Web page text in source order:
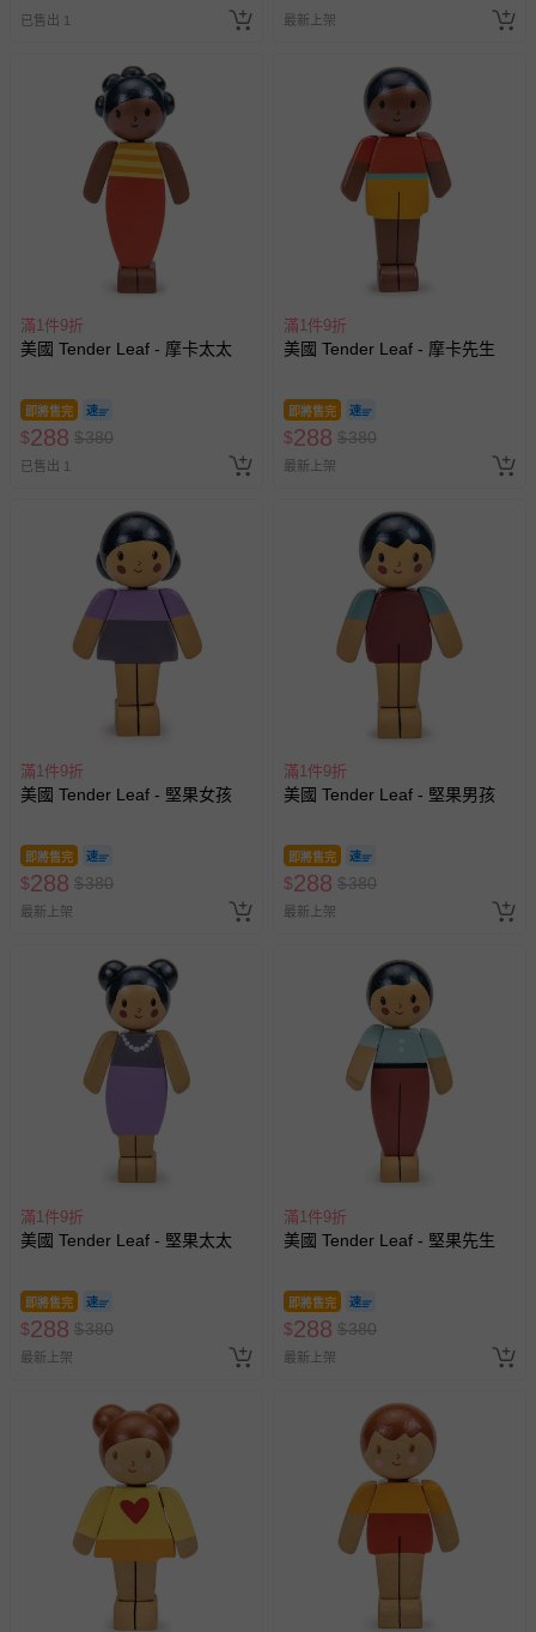
已售出 1 最新上架
滿1件9折
美國 Tender Leaf - 摩卡太太
即將售完
$288 $380
已售出 1
滿1件9折
美國 Tender Leaf - 摩卡先生
即將售完
$288 $380
最新上架
滿1件9折
美國 Tender Leaf - 堅果女孩
即將售完
$288 $380
最新上架
滿1件9折
美國 Tender Leaf - 堅果男孩
即將售完
$288 $380
最新上架
滿1件9折
美國 Tender Leaf - 堅果太太
即將售完
$288 $380
最新上架
滿1件9折
美國 Tender Leaf - 堅果先生
即將售完
$288 $380
最新上架